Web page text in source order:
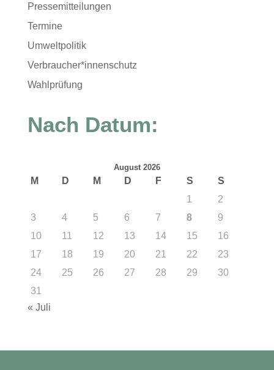
Pressemitteilungen
Termine
Umweltpolitik
Verbraucher*innenschutz
Wahlprüfung
Nach Datum:
August 2026
M D M D F S
S
1
2
3
4 5 6 7 8
9
10
11 12 13 14 15
16
17
18 19 20 21 22
23
24
25 26 27 28 29
30
31
« Juli